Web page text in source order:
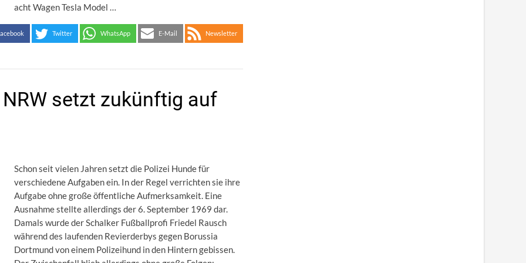
acht Wagen Tesla Model …
Twitter WhatsApp E-Mail Newsletter
setzt zukünftig auf
Schon seit vielen Jahren setzt die Polizei Hunde für
verschiedene Aufgaben ein. In der Regel verrichten sie ihre
Aufgabe ohne große öffentliche Aufmerksamkeit. Eine
Ausnahme stellte allerdings der 6. September 1969 dar.
Damals wurde der Schalker Fußballprofi Friedel Rausch
während des laufenden Revierderbys gegen Borussia
Dortmund von einem Polizeihund in den Hintern gebissen.